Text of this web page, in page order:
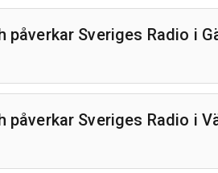
Sveriges Radio i
Sveriges Radio i